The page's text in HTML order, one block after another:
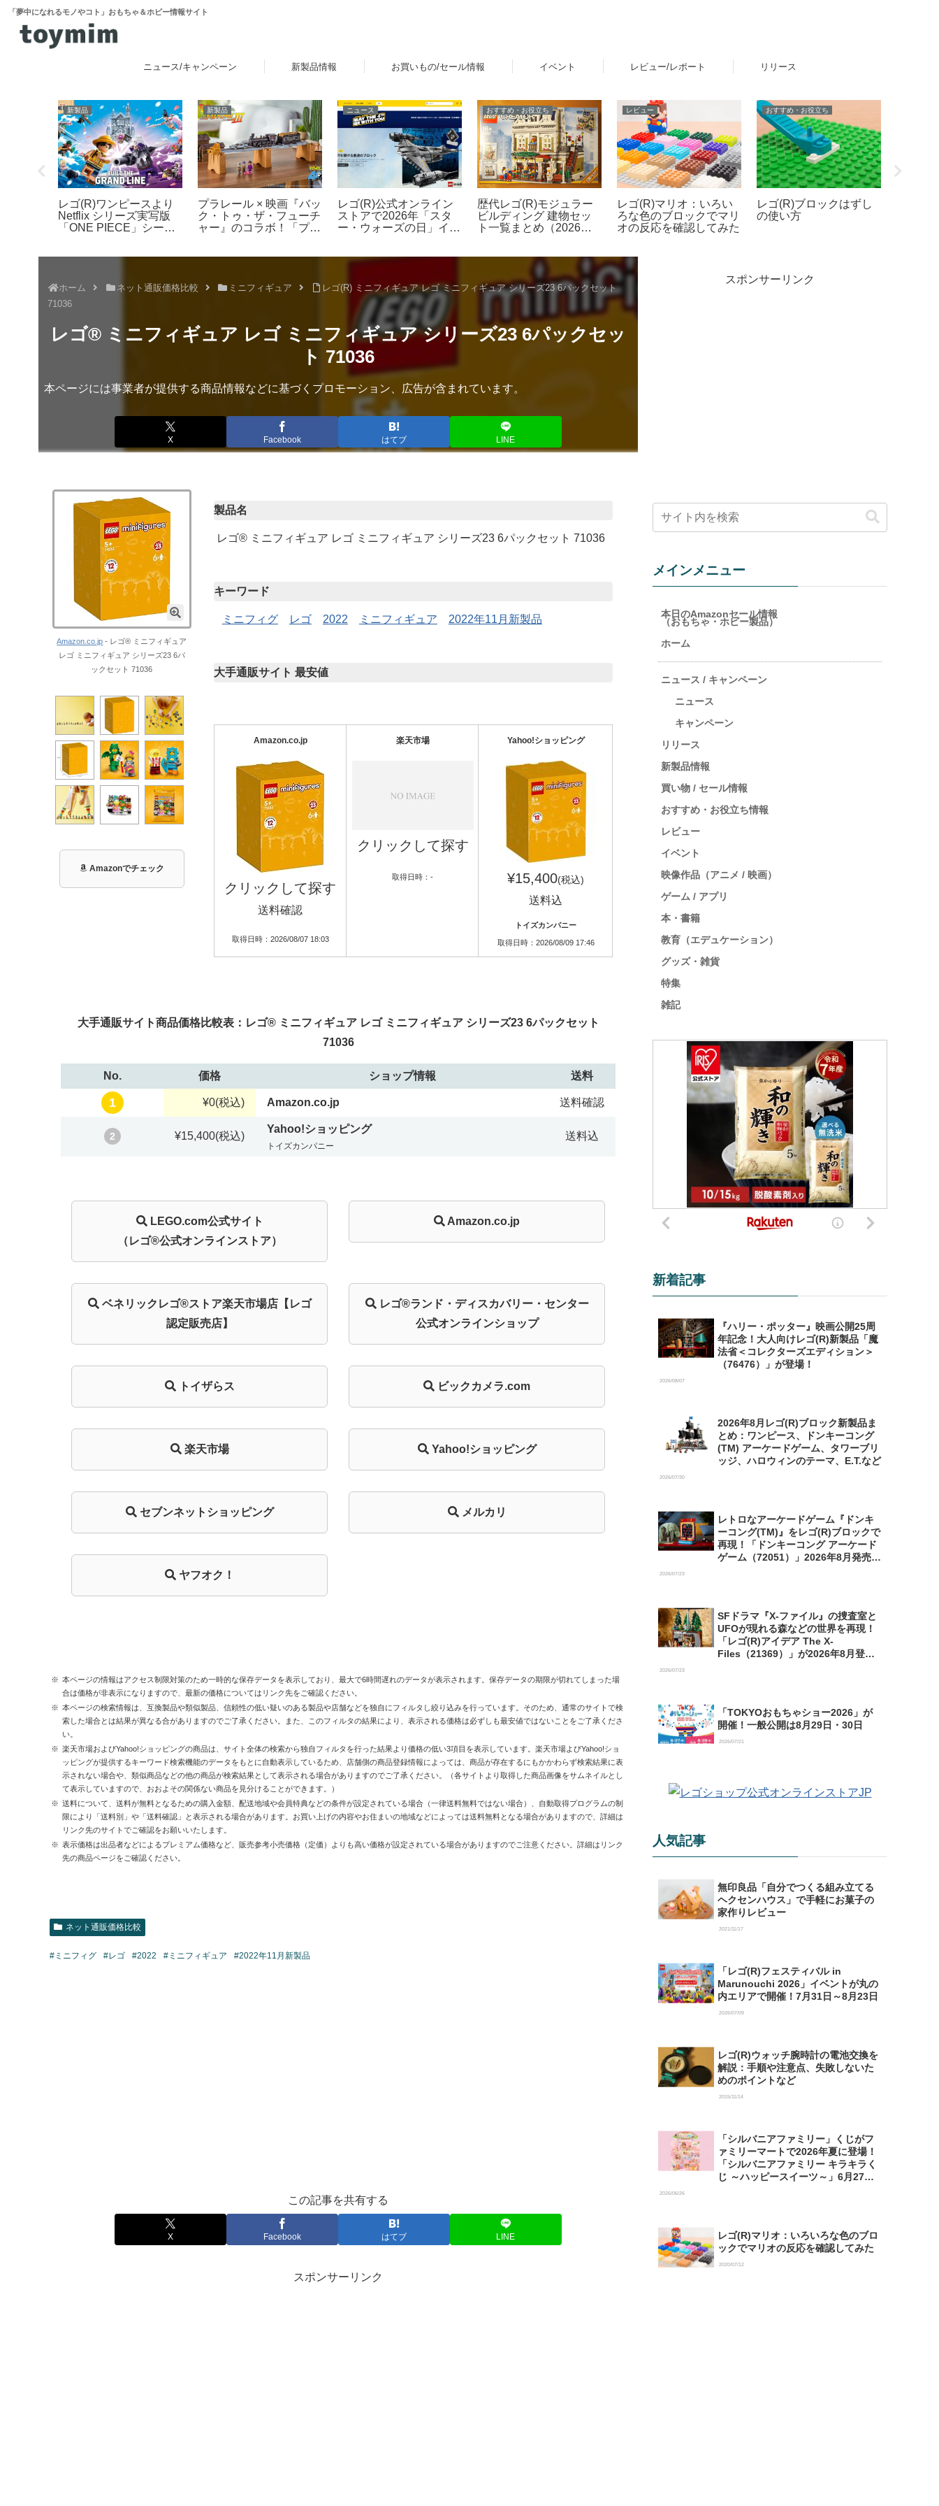
「夢中になれるモノやコト」おもちゃ＆ホビー情報サイト
ニュース/キャンペーン 新製品情報 お買いもの/セール情報 イベント レビュー/レポート リリース
新製品
レゴ(R)ワンピースより
Netflix シリーズ実写版
「ONE PIECE」シーズ
新製品
プラレール × 映画『バッ
ク・トゥ・ザ・フューチ
ャー』のコラボ！「プラ
2025年10月新登場！
ニュース
レゴ(R)公式オンライン
ストアで2026年「スタ
ー・ウォーズの日」イベ
ゼントやUCS新作発売
おすすめ・お役立ち
歴代レゴ(R)モジュラー
ビルディング 建物セッ
ト一覧まとめ（2026年
レビュー
レゴ(R)マリオ：いろい
ろな色のブロックでマリ
オの反応を確認してみた
おすすめ・お役立ち
レゴ(R)ブロックはずし
の使い方
ホーム ネット通販価格比較 ミニフィギュア
レゴ(R) ミニフィギュア レゴ ミニフィギュア シリーズ23 6パックセット
71036
レゴ® ミニフィギュア レゴ ミニフィギュア シリーズ23 6パックセッ
ト 71036
本ページには事業者が提供する商品情報などに基づくプロモーション、広告が含まれています。
X Facebook はてブ LINE
Amazon.co.jp - レゴ® ミニフィギュア
レゴ ミニフィギュア シリーズ23 6パ
ックセット 71036
Amazonでチェック
製品名
レゴ® ミニフィギュア レゴ ミニフィギュア シリーズ23 6パックセット 71036
キーワード
ミニフィグ レゴ 2022 ミニフィギュア 2022年11月新製品
大手通販サイト 最安値
Amazon.co.jp
クリックして探す
送料確認
取得日時：2026/08/07 18:03
楽天市場
クリックして探す
取得日時：-
Yahoo!ショッピング
¥15,400(税込)
送料込
トイズカンパニー
取得日時：2026/08/09 17:46
大手通販サイト商品価格比較表：レゴ® ミニフィギュア レゴ ミニフィギュア シリーズ23 6パックセット
71036
No. 価格 ショップ情報 送料
1 ¥0(税込) Amazon.co.jp 送料確認
2 ¥15,400(税込)
Yahoo!ショッピング
トイズカンパニー
送料込
LEGO.com公式サイト
（レゴ®公式オンラインストア）
Amazon.co.jp
ベネリック レゴ®ストア楽天市場店【レゴ
認定販売店】
レゴ®ランド・ ディスカバリー・ センター
公式オンラインショップ
トイザらス ビックカメラ.com
楽天市場 Yahoo!ショッピング
セブンネットショッピング メルカリ
ヤフオク！
本ページの情報はアクセス制限対策のため一時的な保存データを表示しており、最大で6時間遅れのデータが表示されます。保存データの期限が切れてしまった場
合は価格が非表示になりますので、最新の価格についてはリンク先をご確認ください。
本ページの検索情報は、互換製品や類似製品、信頼性の低い疑いのある製品や店舗などを独自にフィルタし絞り込みを行っています。そのため、通常のサイトで検
索した場合とは結果が異なる合がありますのでご了承ください。また、このフィルタの結果により、表示される価格は必ずしも最安値ではないことをご了承くださ
い。
楽天市場およびYahoo!ショッピングの商品は、サイト全体の検索から独自フィルタを行った結果より価格の低い3項目を表示しています。楽天市場よびYahoo!ショ
ッピングが提供するキーワード検索機能のデータをもとに自動表示しているため、店舗側の商品登録情報によっては、商品が存在するにもかかわらず検索結果に表
示されない場合や、類似商品などの他の商品が検索結果として表示される場合がありますのでご了承ください。（各サイトより取得した商品画像をサムネイルとし
て表示していますので、おおよその関係ない商品を見分けることができます。）
送料について、送料が無料となるための購入金額、配送地域や会員特典などの条件が設定されている場合（一律送料無料ではない場合）、自動取得プログラムの制
限により「送料別」や「送料確認」と表示される場合があります。お買い上げの内容やお住まいの地域などによっては送料無料となる場合がありますので、詳細は
リンク先のサイトでご確認をお願いいたします。
表示価格は出品者などによるプレミアム価格など、販売参考小売価格（定価）よりも高い価格が設定されている場合がありますのでご注意ください。詳細はリンク
先の商品ページをご確認ください。
ネット通販価格比較
#ミニフィグ #レゴ #2022 #ミニフィギュア #2022年11月新製品
この記事を共有する
X Facebook はてブ LINE
スポンサーリンク
スポンサーリンク
メインメニュー
本日のAmazonセール情報
（おもちゃ・ホビー製品）
ホーム
ニュース / キャンペーン
ニュース
キャンペーン
リリース
新製品情報
買い物 / セール情報
おすすめ・お役立ち情報
レビュー
イベント
映像作品（アニメ / 映画）
ゲーム / アプリ
本・書籍
教育（エデュケーション）
グッズ・雑貨
特集
雑記
新着記事
『ハリー・ポッター』映画公開25周
年記念！大人向けレゴ(R)新製品「魔
法省＜コレクターズエディション＞
（76476）」が登場！
2026/08/07
2026年8月レゴ(R)ブロック新製品ま
とめ：ワンピース、ドンキーコング
(TM) アーケードゲーム、タワーブリ
ッジ、ハロウィンのテーマ、E.T.など
2026/07/30
レトロなアーケードゲーム『ドンキ
ーコング(TM)』をレゴ(R)ブロックで
再現！「ドンキーコング アーケード
ゲーム（72051）」2026年8月発売
2026/07/23
SFドラマ『X-ファイル』の捜査室と
UFOが現れる森などの世界を再現！
「レゴ(R)アイデア The X-
Files（21369）」が2026年8月登場
2026/07/23
「TOKYOおもちゃショー2026」が
開催！一般公開は8月29日・30日
2026/07/21
人気記事
無印良品「自分でつくる組み立てる
ヘクセンハウス」で手軽にお菓子の
家作りレビュー
2021/11/17
「レゴ(R)フェスティバル in
Marunouchi 2026」イベントが丸の
内エリアで開催！7月31日～8月23日
2026/07/09
レゴ(R)ウォッチ腕時計の電池交換を
解説：手順や注意点、失敗しないた
めのポイントなど
2015/11/14
「シルバニアファミリー」くじがフ
ァミリーマートで2026年夏に登場！
「シルバニアファミリー キラキラく
じ ～ハッピースイーツ～」6月27日
2026/06/26
レゴ(R)マリオ：いろいろな色のブロ
ックでマリオの反応を確認してみた
2020/07/12